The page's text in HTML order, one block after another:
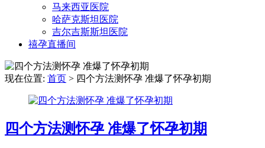
马来西亚医院
哈萨克斯坦医院
吉尔吉斯斯坦医院
禧孕直播间
现在位置: 首页 > 四个方法测怀孕 准爆了怀孕初期
四个方法测怀孕 准爆了怀孕初期